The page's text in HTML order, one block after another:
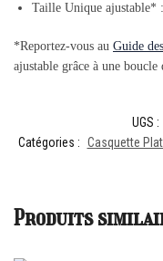
Taille Unique ajustable*
*Reportez-vous au Guide
ajustable grâce à une
UGS :
Catégories : Casquette
Produits